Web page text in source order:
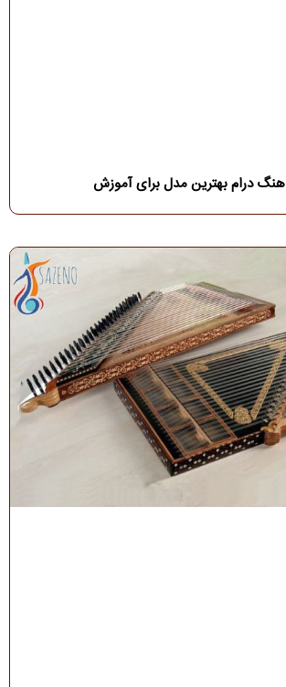
هنگ درام بهترین مدل برای آموزش